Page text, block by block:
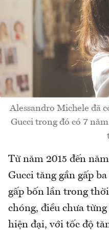
Alessandro Michele đã
Gucci trong đó có 7
Từ năm 2015 đến
Gucci tăng gần gấp
gấp bốn lần trong
chóng, điều chưa
hiện đại, với tốc độ